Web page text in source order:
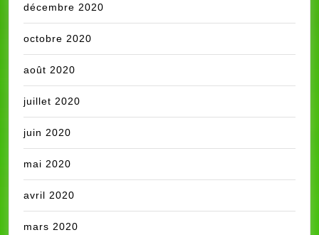
décembre 2020
octobre 2020
août 2020
juillet 2020
juin 2020
mai 2020
avril 2020
mars 2020